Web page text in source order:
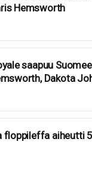
Hemsworth
saapuu
Dakota
floppileffa aiheutti